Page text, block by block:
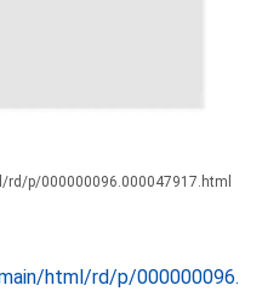
p/000000096.000047917.html
html/rd/p/000000096.